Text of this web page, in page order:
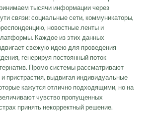
тысячи информации через
связи: социальные сети, коммуникаторы,
новостные ленты и
Каждое из этих данных
свежую идею для проведения
генерируя постоянный поток
Промо системы рассматривают
и пристрастия, выдвигая индивидуальные
кажутся отлично подходящими, но на
чувство пропущенных
принять некорректный решение.